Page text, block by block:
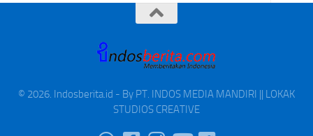
© 2026. Indosberita.id - By PT. INDOS MEDIA MANDIRI || LOKAK
STUDIOS CREATIVE